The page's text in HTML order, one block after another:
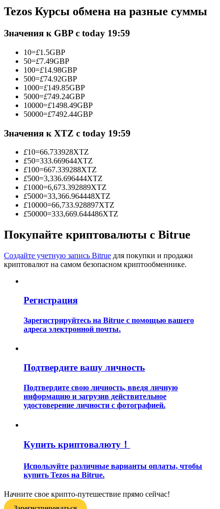
Присоединяйтесь к лучшим трейдерам
Станьте копи-трейдером
Наслаждайтесь распределением прибыли и комиссиями
за копи-трейдинг
Информация
Анализ больших данных, включая торговую информацию
и т. д.
Гид
Торговые стратегии
Узнайте, как оставаться прибыльным
Tezos Курсы обмена на разные суммы
Значения к GBP с today 19:59
10=£1.5GBP
50=£7.49GBP
100=£14.98GBP
500=£74.92GBP
1000=£149.85GBP
5000=£749.24GBP
10000=£1498.49GBP
50000=£7492.44GBP
Значения к XTZ с today 19:59
£10=66.733928XTZ
£50=333.669644XTZ
£100=667.339288XTZ
£500=3,336.696444XTZ
£1000=6,673.392889XTZ
£5000=33,366.964448XTZ
£10000=66,733.928897XTZ
£50000=333,669.644486XTZ
Покупайте криптовалюты с Bitrue
Создайте учетную запись Bitrue для покупки и продажи
криптовалют на самом безопасном криптообменнике.
Регистрация
Зарегистрируйтесь на Bitrue с помощью вашего
адреса электронной почты.
Подтвердите вашу личность
Подтвердите свою личность, введя личную
информацию и загрузив действительное
удостоверение личности с фотографией.
Купить криптовалюту！
Используйте различные варианты оплаты, чтобы
купить Tezos на Bitrue.
Начните свое крипто-путешествие прямо сейчас!